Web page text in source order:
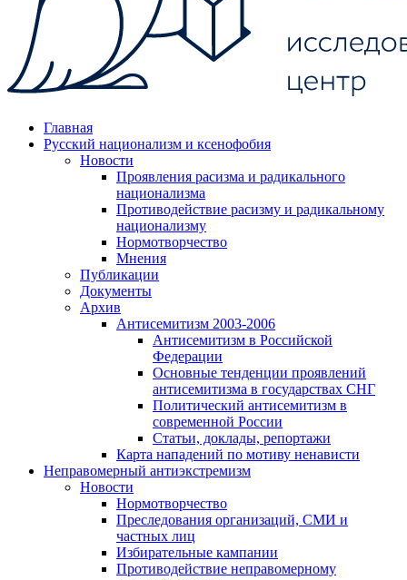
Главная
Русский национализм и ксенофобия
Новости
Проявления расизма и радикального
национализма
Противодействие расизму и радикальному
национализму
Нормотворчество
Мнения
Публикации
Документы
Архив
Антисемитизм 2003-2006
Антисемитизм в Российской
Федерации
Основные тенденции проявлений
антисемитизма в государствах СНГ
Политический антисемитизм в
современной России
Статьи, доклады, репортажи
Карта нападений по мотиву ненависти
Неправомерный антиэкстремизм
Новости
Нормотворчество
Преследования организаций, СМИ и
частных лиц
Избирательные кампании
Противодействие неправомерному